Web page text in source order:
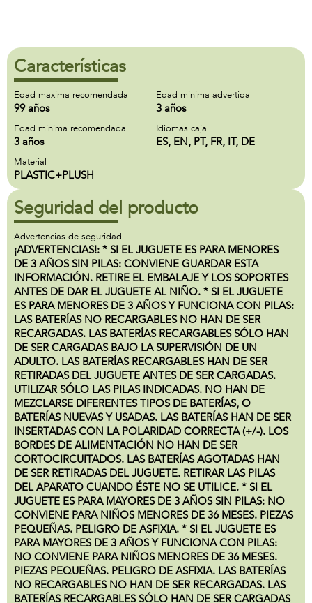
Características
Edad maxima recomendada
99 años
Edad minima advertida
3 años
Edad minima recomendada
3 años
Idiomas caja
ES, EN, PT, FR, IT, DE
Material
PLASTIC+PLUSH
Seguridad del producto
Advertencias de seguridad
¡ADVERTENCIAS!: * SI EL JUGUETE ES PARA MENORES
DE 3 AÑOS SIN PILAS: CONVIENE GUARDAR ESTA
INFORMACIÓN. RETIRE EL EMBALAJE Y LOS SOPORTES
ANTES DE DAR EL JUGUETE AL NIÑO. * SI EL JUGUETE
ES PARA MENORES DE 3 AÑOS Y FUNCIONA CON PILAS:
LAS BATERÍAS NO RECARGABLES NO HAN DE SER
RECARGADAS. LAS BATERÍAS RECARGABLES SÓLO HAN
DE SER CARGADAS BAJO LA SUPERVISIÓN DE UN
ADULTO. LAS BATERÍAS RECARGABLES HAN DE SER
RETIRADAS DEL JUGUETE ANTES DE SER CARGADAS.
UTILIZAR SÓLO LAS PILAS INDICADAS. NO HAN DE
MEZCLARSE DIFERENTES TIPOS DE BATERÍAS, O
BATERÍAS NUEVAS Y USADAS. LAS BATERÍAS HAN DE SER
INSERTADAS CON LA POLARIDAD CORRECTA (+/-). LOS
BORDES DE ALIMENTACIÓN NO HAN DE SER
CORTOCIRCUITADOS. LAS BATERÍAS AGOTADAS HAN
DE SER RETIRADAS DEL JUGUETE. RETIRAR LAS PILAS
DEL APARATO CUANDO ÉSTE NO SE UTILICE. * SI EL
JUGUETE ES PARA MAYORES DE 3 AÑOS SIN PILAS: NO
CONVIENE PARA NIÑOS MENORES DE 36 MESES. PIEZAS
PEQUEÑAS. PELIGRO DE ASFIXIA. * SI EL JUGUETE ES
PARA MAYORES DE 3 AÑOS Y FUNCIONA CON PILAS:
NO CONVIENE PARA NIÑOS MENORES DE 36 MESES.
PIEZAS PEQUEÑAS. PELIGRO DE ASFIXIA. LAS BATERÍAS
NO RECARGABLES NO HAN DE SER RECARGADAS. LAS
BATERÍAS RECARGABLES SÓLO HAN DE SER CARGADAS